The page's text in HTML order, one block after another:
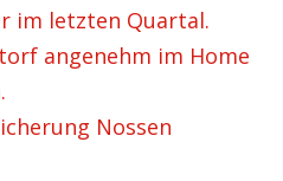
im letzten Quartal.
angenehm im Home
Nossen